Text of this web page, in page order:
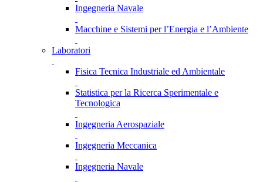
Ingegneria Navale
Macchine e Sistemi per l’Energia e l’Ambiente
Laboratori
Fisica Tecnica Industriale ed Ambientale
Statistica per la Ricerca Sperimentale e
Tecnologica
Ingegneria Aerospaziale
Ingegneria Meccanica
Ingegneria Navale